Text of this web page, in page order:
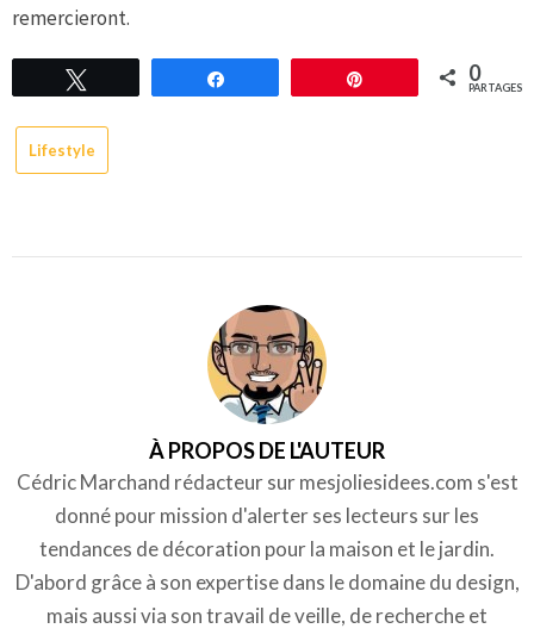
remercieront.
0
PARTAGES
Lifestyle
À PROPOS DE L'AUTEUR
Cédric Marchand rédacteur sur mesjoliesidees.com s'est
donné pour mission d'alerter ses lecteurs sur les
tendances de décoration pour la maison et le jardin.
D'abord grâce à son expertise dans le domaine du design,
mais aussi via son travail de veille, de recherche et